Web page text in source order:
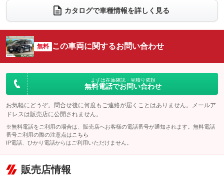
電動リアゲート フロントカメラ
：装備なし
：装備なし ：装備なし
サイドカメラ
：装備なし ルーフレール
：装備なし
：装備なし
：装備なし
カタログで車種情報を詳しく見る
無料 この車両に関するお問い合わせ
まずは在庫確認・見積り依頼
無料電話でお問い合わせ
お気軽にどうぞ。問合せ後に何度もご連絡が届くことはありません。メールア
ドレスは販売店に公開されません。
※無料電話をご利用の場合は、販売店へお客様の電話番号が通知されます。無料電話
番号ご利用の際の注意点は こちら
IP電話、ひかり電話からはご利用いただけません。
販売店情報